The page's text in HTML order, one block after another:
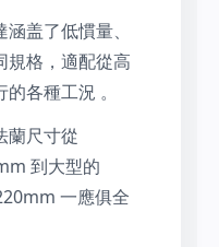
涵盖了低慣量、
規格，適配從高
各種工況 。
蘭尺寸從
到大型的
一應俱全